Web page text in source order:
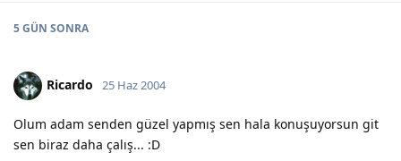
5 GÜN SONRA
Ricardo 25 Haz 2004
Olum adam senden güzel yapmış sen hala konuşuyorsun git
sen biraz daha çalış... :D